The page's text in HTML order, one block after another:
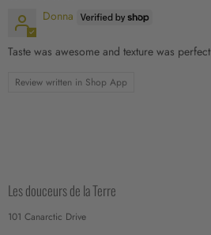
Donna
Taste was awesome and texture was perfect
Review written in Shop App
Les douceurs de la Terre
101 Canarctic Drive